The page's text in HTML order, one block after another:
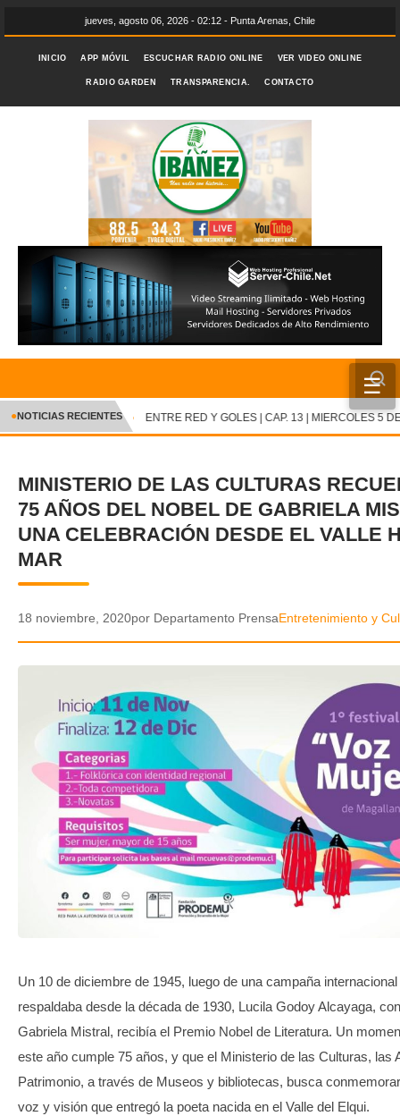
jueves, agosto 06, 2026 - 02:12 - Punta Arenas, Chile
INICIO APP MÓVIL ESCUCHAR RADIO ONLINE VER VIDEO ONLINE
RADIO GARDEN TRANSPARENCIA. CONTACTO
☰
INICIO
CRÓNICA
DEPORTES
ENTRETENIMIENTO Y CULTURA
VIDEOS
GALERIA DE FOTOS
APP MÓVIL
TRANSPARENCIA
✕
●NOTICIAS RECIENTES ENTRE RED Y GOLES | CAP. 13 | MIERCOLES 5 DE
MINISTERIO DE LAS CULTURAS
75 AÑOS DEL NOBEL DE GABRIELA
UNA CELEBRACIÓN DESDE EL VALLE
MAR
18 noviembre, 2020por Departamento PrensaEntretenimiento y
Un 10 de diciembre de 1945, luego de una campaña
respaldaba desde la década de 1930, Lucila Godoy Alcayaga,
Gabriela Mistral, recibía el Premio Nobel de Literatura. Un
este año cumple 75 años, y que el Ministerio de las Culturas, las
Patrimonio, a través de Museos y bibliotecas, busca
voz y visión que entregó la poeta nacida en el Valle del Elqui.